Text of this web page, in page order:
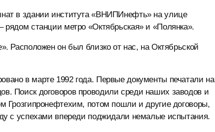
в здании института «ВНИПИнефть» на улице
станции метро «Октябрьская» и «Полянка».
Расположен он был близко от нас, на Октябрьской
в марте 1992 года. Первые документы печатали на
Поиск договоров проводили среди наших заводов и
Грозгипронефтехим, потом пошли и другие договоры,
с успехами впереди поджидали немалые испытания.